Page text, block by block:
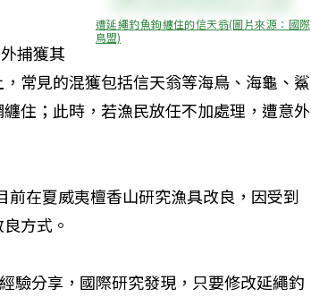
遭延繩釣魚鉤纏住的信天翁(圖片來源：國際
鳥盟)
捕獲其
常見的混獲包括信天翁等海鳥、海龜、鯊
住；此時，若漁民放任不加處理，遭意外
在夏威夷檀香山研究漁具改良，因受到
方式。
驗分享，國際研究發現，只要修改延繩釣